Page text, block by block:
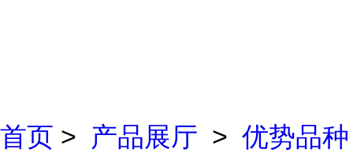
首页 > 产品展厅 > 优势品种